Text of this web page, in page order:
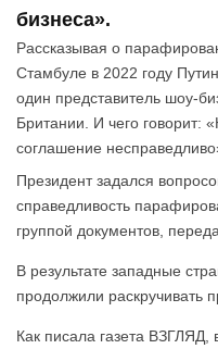
бизнеса».
Рассказывая о
Стамбуле в 2022 году
один представитель шоу-
Британии. И чего говорит:
соглашение
Президент задался
справедливость
группой документов,
В результате западные
продолжили раскручивать
Как писала газета